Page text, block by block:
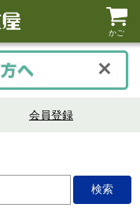
かご
会員登録